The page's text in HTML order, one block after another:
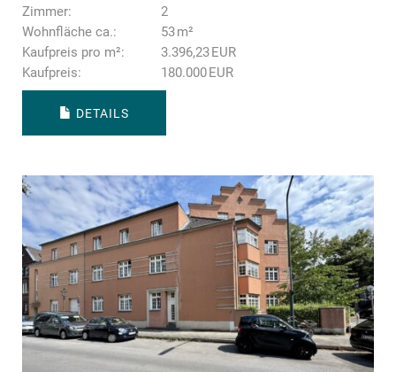
Zimmer:
2
Wohnfläche ca.:
53 m²
Kaufpreis pro m²:
3.396,23 EUR
Kaufpreis:
180.000 EUR
DETAILS